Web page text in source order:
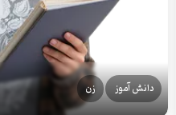
دانش آموز زن